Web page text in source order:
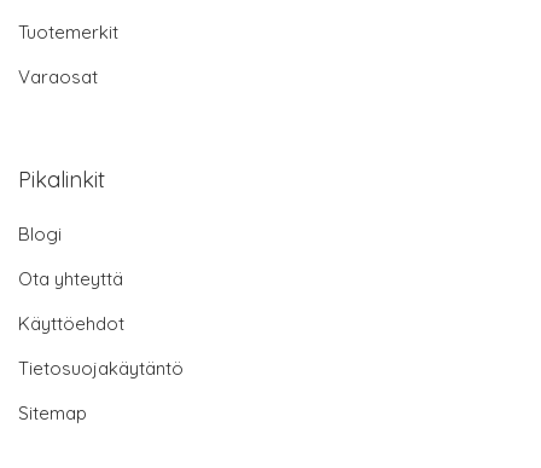
Tuotemerkit
Varaosat
Pikalinkit
Blogi
Ota yhteyttä
Käyttöehdot
Tietosuojakäytäntö
Sitemap